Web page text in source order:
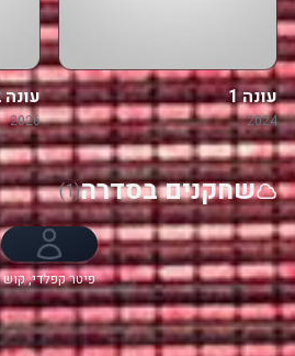
עונה 1
2024
עונה 2
2026
שחקנים בסדרה(1)
פיטר קפלדי, קוש
ג'ומבו, Zoë
Wanamaker,
Cathy Tyson,
סטיבן קמפבל